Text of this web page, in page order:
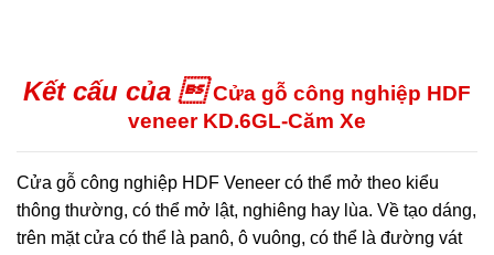
Kết cấu của Cửa gỗ công nghiệp HDF
veneer KD.6GL-Căm Xe
Cửa gỗ công nghiệp HDF Veneer có thể mở theo kiểu
thông thường, có thể mở lật, nghiêng hay lùa. Về tạo dáng,
trên mặt cửa có thể là panô, ô vuông, có thể là đường vát